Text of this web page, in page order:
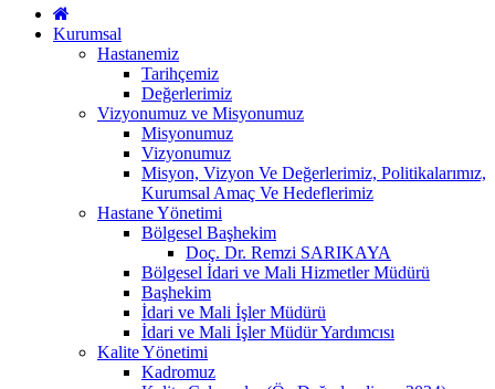
Kurumsal
Hastanemiz
Tarihçemiz
Değerlerimiz
Vizyonumuz ve Misyonumuz
Misyonumuz
Vizyonumuz
Misyon, Vizyon Ve Değerlerimiz, Politikalarımız,
Kurumsal Amaç Ve Hedeflerimiz
Hastane Yönetimi
Bölgesel Başhekim
Doç. Dr. Remzi SARIKAYA
Bölgesel İdari ve Mali Hizmetler Müdürü
Başhekim
İdari ve Mali İşler Müdürü
İdari ve Mali İşler Müdür Yardımcısı
Kalite Yönetimi
Kadromuz